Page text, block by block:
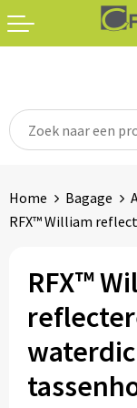
T-shirts
Sweaters en
Jassen
Badtextiel &
Automerken
Eten & drinken
Snoepgoed
Waterflesjes
Schrijf &
Home Bagage
RFX™ William
RFX™